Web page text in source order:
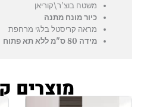
משטח בוצ'ר\קוריאן
כיור מונח מתנה
מראה קריסטל בלגי מרחפת
מידה 80 ס"מ ללא תא פתוח
מוצרים